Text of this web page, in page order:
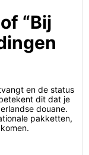
“Bij
en de status
dit dat je
douane.
pakketten,